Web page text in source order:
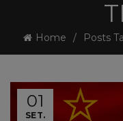
Home Posts
01
SET.